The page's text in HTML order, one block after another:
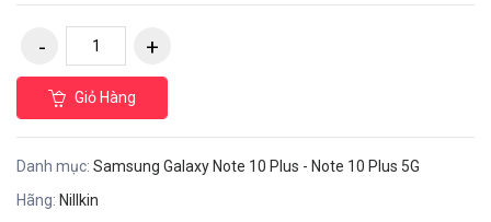
Giỏ Hàng
Danh mục: Samsung Galaxy Note 10 Plus - Note 10 Plus 5G
Hãng: Nillkin